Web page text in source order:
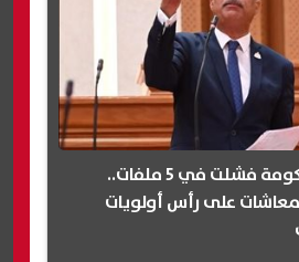
إيهاب منصور: الحكومة فشلت في 5 ملفات..
على رأس أولويات